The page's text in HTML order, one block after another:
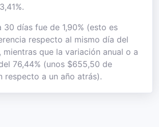
30 días fue de 1,90% (esto es
respecto al mismo día del
mientras que la variación anual o a
76,44% (unos $655,50 de
respecto a un año atrás).